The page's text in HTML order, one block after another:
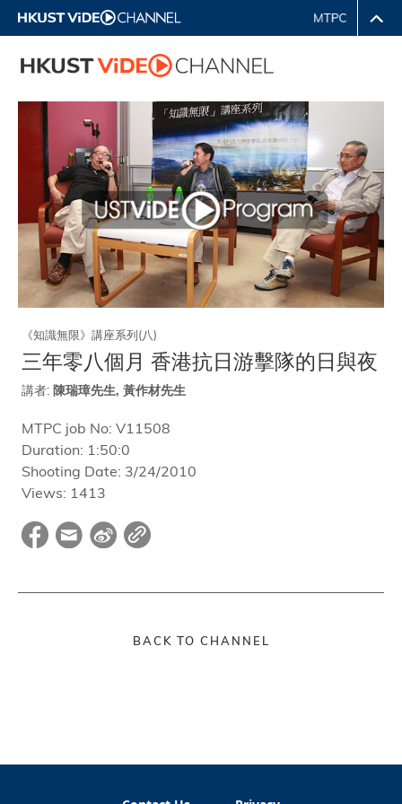
《知識無限》講座系列(八)
三年零八個月 香港抗日游擊隊的日與夜
講者: 陳瑞璋先生, 黃作材先生
MTPC job No: V11508
Duration: 1:50:0
Shooting Date: 3/24/2010
Views: 1413
BACK TO CHANNEL